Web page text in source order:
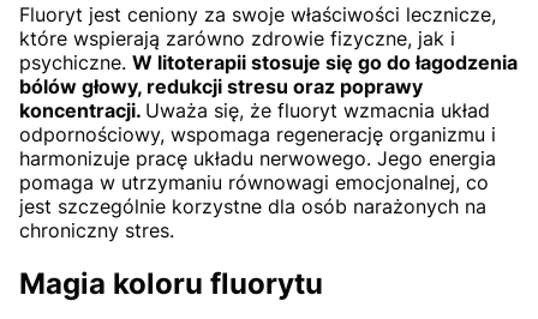
Fluoryt jest ceniony za swoje właściwości lecznicze,
które wspierają zarówno zdrowie fizyczne, jak i
psychiczne. W litoterapii stosuje się go do łagodzenia
bólów głowy, redukcji stresu oraz poprawy
koncentracji. Uważa się, że fluoryt wzmacnia układ
odpornościowy, wspomaga regenerację organizmu i
harmonizuje pracę układu nerwowego. Jego energia
pomaga w utrzymaniu równowagi emocjonalnej, co
jest szczególnie korzystne dla osób narażonych na
chroniczny stres.
Magia koloru fluorytu